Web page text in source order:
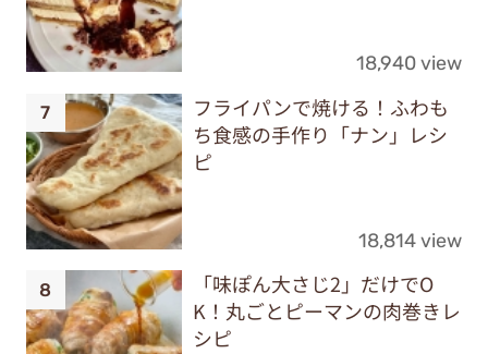
18,940 view
フライパンで焼ける！ふわも
ち食感の手作り「ナン」レシ
ピ
18,814 view
「味ぽん大さじ2」だけでO
K！丸ごとピーマンの肉巻きレ
シピ